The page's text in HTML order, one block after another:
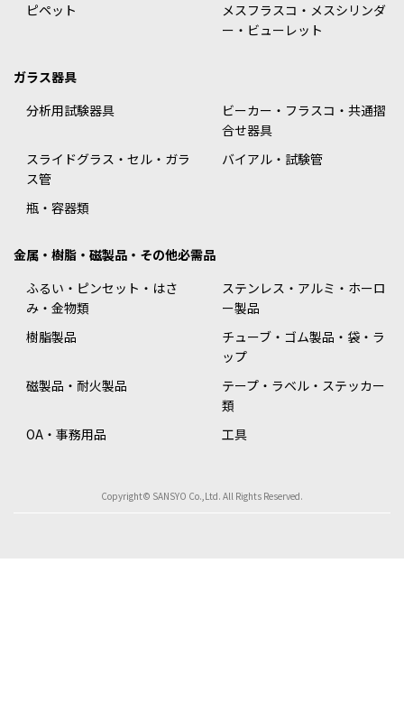
ピペット
メスフラスコ・メスシリンダ
ー・ビューレット
ガラス器具
分析用試験器具
ビーカー・フラスコ・共通摺
合せ器具
スライドグラス・セル・ガラ
ス管
バイアル・試験管
瓶・容器類
金属・樹脂・磁製品・その他必需品
ふるい・ピンセット・はさ
み・金物類
ステンレス・アルミ・ホーロ
ー製品
樹脂製品
チューブ・ゴム製品・袋・ラ
ップ
磁製品・耐火製品
テープ・ラベル・ステッカー
類
OA・事務用品
工具
Copyright© SANSYO Co.,Ltd. All Rights Reserved.